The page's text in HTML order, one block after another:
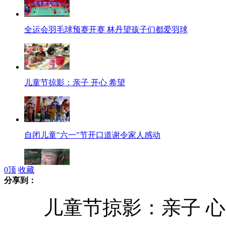
全运会羽毛球预赛开赛 林丹望孩子们都爱羽球
儿童节掠影：亲子 开心 希望
自闭儿童"六一"节开口道谢令家人感动
四川乐山大佛考古调查启动 欲揭千年神秘面纱
0顶 收藏
分享到：
儿童节掠影：亲子 心